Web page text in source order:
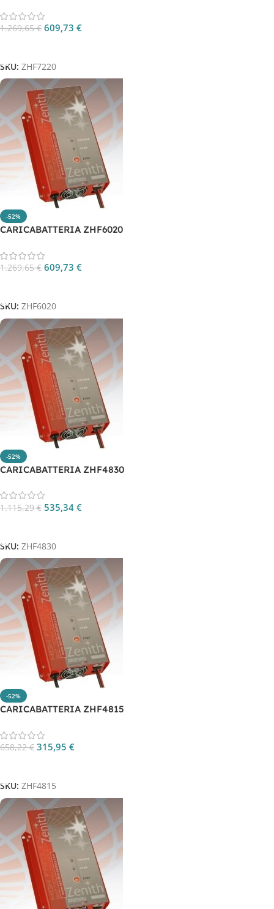
1.269,65€ 609,73 €
SKU: ZHF7220
-52%
CARICABATTERIA ZHF6020
1.269,65€ 609,73 €
SKU: ZHF6020
-52%
CARICABATTERIA ZHF4830
1.115,29€ 535,34 €
SKU: ZHF4830
-52%
CARICABATTERIA ZHF4815
658,22€ 315,95 €
SKU: ZHF4815